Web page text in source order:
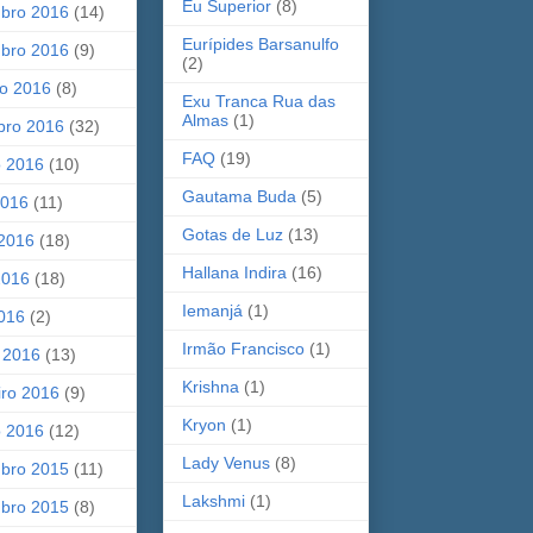
2016 (14)
2016 (9)
2016 (8)
2016 (32)
2016 (10)
(11)
(18)
(18)
(2)
(13)
2016 (9)
2016 (12)
2015 (11)
2015 (8)
Eu Superior (8)
Eurípides Barsanulfo
(2)
Exu Tranca Rua das
Almas (1)
FAQ (19)
Gautama Buda (5)
Gotas de Luz (13)
Hallana Indira (16)
Iemanjá (1)
Irmão Francisco (1)
Krishna (1)
Kryon (1)
Lady Venus (8)
Lakshmi (1)